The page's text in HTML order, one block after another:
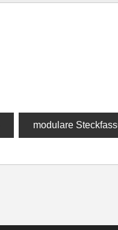
modulare